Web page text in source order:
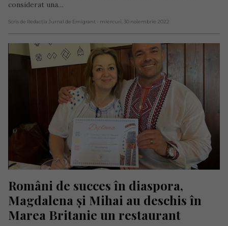
considerat una…
Scris de Redacția Jurnal de Emigrant - miercuri, 30 noiembrie 2022
Români de succes în diaspora,
Magdalena și Mihai au deschis în
Marea Britanie un restaurant